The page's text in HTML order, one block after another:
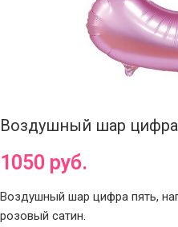
Воздушный шар
1050 руб.
Воздушный шар цифра пять,
розовый сатин.